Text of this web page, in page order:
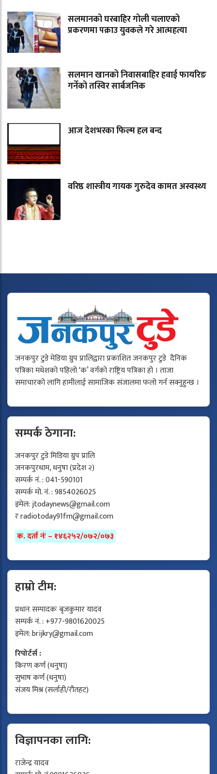
सलमानको घरबाहिर गोली चलाएको
प्रकरणमा पक्राउ युवकले गरे आत्महत्या
सलमान खानको निवासबाहिर हवाई फायरिङ
गर्नेको तस्विर सार्बजनिक
आज देशभरका फिल्म हल बन्द
वरिष्ठ शास्त्रीय गायक गुरुदेव कामत अस्वस्थ्य
जनकपुर टुडे मेडिया ग्रुप प्रालिद्वारा प्रकाशित जनकपुर टुडे दैनिक
पत्रिका मधेशको पहिलो ‘क’ वर्गको राष्ट्रिय पत्रिका हो । ताजा
समाचारको लागि हामीलाई सामाजिक संजालमा फलो गर्न सक्नुहुन्छ ।
सम्पर्क ठेगाना:
जनकपुर टुडे मिडिया ग्रुप प्रालि
जनकपुरधाम, धनुषा (प्रदेश २)
सम्पर्क नं. : 041-590101
सम्पर्क मो. नं. : 9854026025
इमेल:jtodaynews@gmail.com
रradiotoday91fm@gmail.com
क. दर्ता नंः – १४६२५२/०७२/०७३
हाम्रो टीम:
प्रधान सम्पादकः बृजकुमार यादव
सम्पर्क नं. : +977-9801620025
इमेल:brijkry@gmail.com
रिपोर्टर्स :
किरण कर्ण (धनुषा)
सुभाष कर्ण (धनुषा)
संजय मिश्र (सर्लाही/रौतहट)
विज्ञापनका लागि:
राजेन्द्र यादव